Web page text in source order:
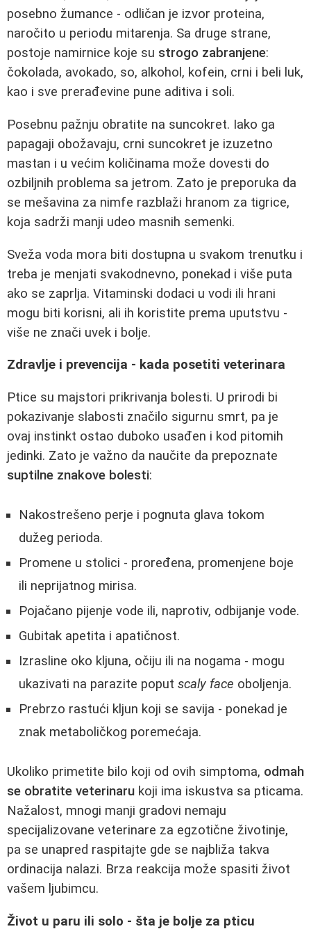
posebno žumance - odličan je izvor proteina,
naročito u periodu mitarenja. Sa druge strane,
postoje namirnice koje su strogo zabranjene:
čokolada, avokado, so, alkohol, kofein, crni i beli luk,
kao i sve prerađevine pune aditiva i soli.
Posebnu pažnju obratite na suncokret. Iako ga
papagaji obožavaju, crni suncokret je izuzetno
mastan i u većim količinama može dovesti do
ozbiljnih problema sa jetrom. Zato je preporuka da
se mešavina za nimfe razblaži hranom za tigrice,
koja sadrži manji udeo masnih semenki.
Sveža voda mora biti dostupna u svakom trenutku i
treba je menjati svakodnevno, ponekad i više puta
ako se zaprlja. Vitaminski dodaci u vodi ili hrani
mogu biti korisni, ali ih koristite prema uputstvu -
više ne znači uvek i bolje.
Zdravlje i prevencija - kada posetiti veterinara
Ptice su majstori prikrivanja bolesti. U prirodi bi
pokazivanje slabosti značilo sigurnu smrt, pa je
ovaj instinkt ostao duboko usađen i kod pitomih
jedinki. Zato je važno da naučite da prepoznate
suptilne znakove bolesti:
Nakostrešeno perje i pognuta glava tokom
dužeg perioda.
Promene u stolici - proređena, promenjene boje
ili neprijatnog mirisa.
Pojačano pijenje vode ili, naprotiv, odbijanje vode.
Gubitak apetita i apatičnost.
Izrasline oko kljuna, očiju ili na nogama - mogu
ukazivati na parazite poput scaly face oboljenja.
Prebrzo rastući kljun koji se savija - ponekad je
znak metaboličkog poremećaja.
Ukoliko primetite bilo koji od ovih simptoma, odmah
se obratite veterinaru koji ima iskustva sa pticama.
Nažalost, mnogi manji gradovi nemaju
specijalizovane veterinare za egzotične životinje,
pa se unapred raspitajte gde se najbliža takva
ordinacija nalazi. Brza reakcija može spasiti život
vašem ljubimcu.
Život u paru ili solo - šta je bolje za pticu